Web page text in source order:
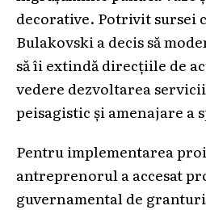
decorative. Potrivit sursei
Bulakovski a decis să
să îi extindă direcțiile de
vedere dezvoltarea
peisagistic și amenajare a
Pentru implementarea
antreprenorul a accesat
guvernamental de granturi